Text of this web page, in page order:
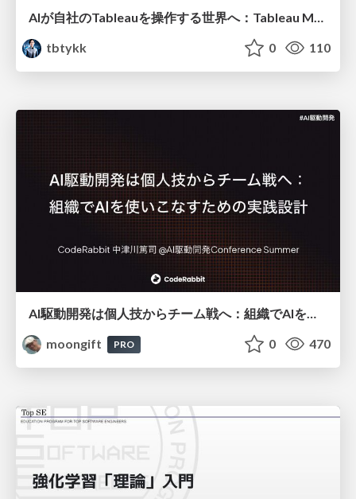
tbtykk
0 110
AI駆動開発は個人技からチーム戦へ：組織でAIを使いこなすための実践設計
moongift
PRO 0 470